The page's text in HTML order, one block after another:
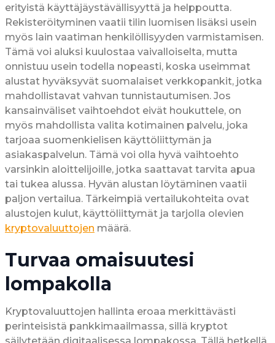
erityistä käyttäjäystävällisyyttä ja helppoutta.
Rekisteröityminen vaatii tilin luomisen lisäksi usein
myös lain vaatiman henkilöllisyyden varmistamisen.
Tämä voi aluksi kuulostaa vaivalloiselta, mutta
onnistuu usein todella nopeasti, koska useimmat
alustat hyväksyvät suomalaiset verkkopankit, jotka
mahdollistavat vahvan tunnistautumisen. Jos
kansainväliset vaihtoehdot eivät houkuttele, on
myös mahdollista valita kotimainen palvelu, joka
tarjoaa suomenkielisen käyttöliittymän ja
asiakaspalvelun. Tämä voi olla hyvä vaihtoehto
varsinkin aloittelijoille, jotka saattavat tarvita apua
tai tukea alussa. Hyvän alustan löytäminen vaatii
paljon vertailua. Tärkeimpiä vertailukohteita ovat
alustojen kulut, käyttöliittymät ja tarjolla olevien
kryptovaluuttojen määrä.
Turvaa omaisuutesi
lompakolla
Kryptovaluuttojen hallinta eroaa merkittävästi
perinteisistä pankkimaailmassa, sillä kryptot